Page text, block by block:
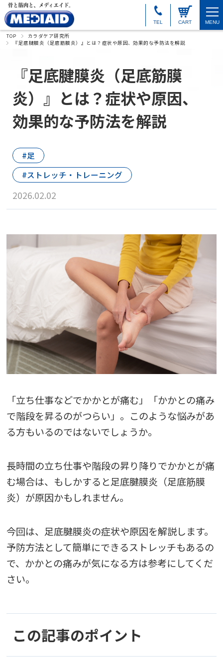
TEL CART MENU
TOP
カラダケア研究所
『足底腱膜炎（足底筋膜炎）』とは？症状や原因、効果的な予防法を解説
『足底腱膜炎（足底筋膜
炎）』とは？症状や原因、
効果的な予防法を解説
足
ストレッチ・トレーニング
2026.02.02
「立ち仕事などでかかとが痛む」「かかとの痛み
で階段を昇るのがつらい」。このような悩みがあ
る方もいるのではないでしょうか。
長時間の立ち仕事や階段の昇り降りでかかとが痛
む場合は、もしかすると足底腱膜炎（足底筋膜
炎）が原因かもしれません。
今回は、足底腱膜炎の症状や原因を解説します。
予防方法として簡単にできるストレッチもあるの
で、かかとの痛みが気になる方は参考にしてくだ
さい。
この記事のポイント